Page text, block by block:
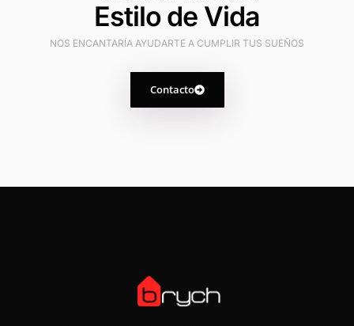
Estilo de Vida
NOS ENCANTARÍA AYUDARTE A CUMPLIR TUS SUEÑOS
Contacto